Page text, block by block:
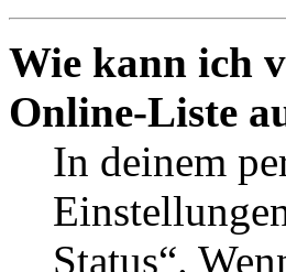
Wie kann ich
Online-Liste
In deinem
Status“.